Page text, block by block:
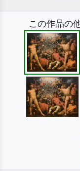
この作品の